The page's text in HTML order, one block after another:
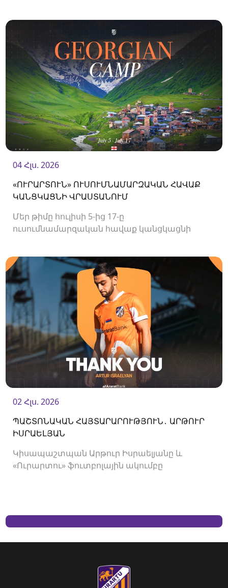
04 Հլս. 2026
«ՈՒՐԱՐՏՈՒՆ» ՈՒՍՈՒՄՆԱՄԱՐԶԱԿԱՆ ՀԱՎԱՔ
ԿԱՆՑԿԱՑՆԻ ՎՐԱՍՏԱՆՈՒՄ
Մեր թիմը հուլիսի 5-ից 17-ը
ուսումնամարզական հավաք կանցկացնի
02 Հլս. 2026
ՊԱՇՏՈՆԱԿԱՆ ՀԱՅՏԱՐԱՐՈՒԹՅՈՒՆ․ ԱՐԹՈՒՐ
ԻՍՐԱԵԼՅԱՆ
Կիսապաշտպան Արթուր Իսրաելյանը և
«Ուրարտու» ֆուտբոլային ակումբը